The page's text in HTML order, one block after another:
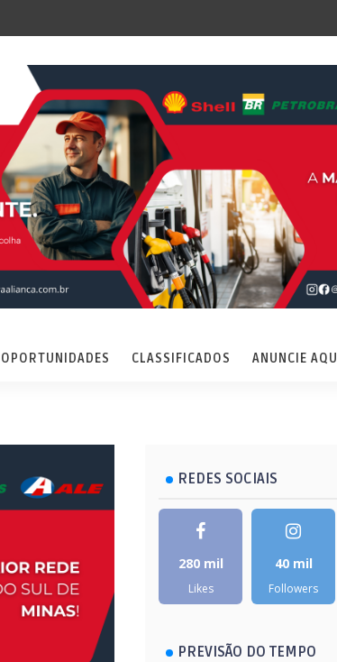
OPORTUNIDADES CLASSIFICADOS ANUNCIE AQUI
REDES SOCIAIS
280 mil
Likes
40 mil
Followers
PREVISÃO DO TEMPO